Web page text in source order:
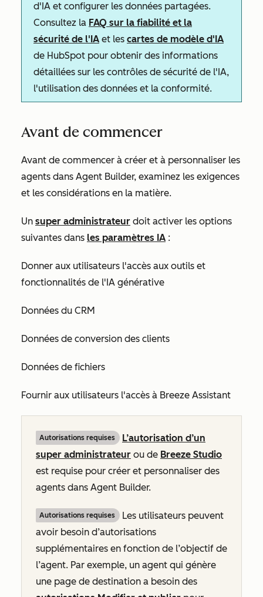
d'IA et configurer les données partagées.
Consultez la FAQ sur la fiabilité et la
sécurité de l'IA et les cartes de modèle d'IA
de HubSpot pour obtenir des informations
détaillées sur les contrôles de sécurité de l'IA,
l'utilisation des données et la conformité.
Avant de commencer
Avant de commencer à créer et à personnaliser les
agents dans Agent Builder, examinez les exigences
et les considérations en la matière.
Un super administrateur doit activer les options
suivantes dans les paramètres IA :
Donner aux utilisateurs l'accès aux outils et
fonctionnalités de l'IA générative
Données du CRM
Données de conversion des clients
Données de fichiers
Fournir aux utilisateurs l'accès à Breeze Assistant
Autorisations requises
L’autorisation d’un
super administrateur ou de Breeze Studio
est requise pour créer et personnaliser des
agents dans Agent Builder.
Autorisations requises
Les utilisateurs peuvent
avoir besoin d’autorisations
supplémentaires en fonction de l’objectif de
l’agent. Par exemple, un agent qui génère
une page de destination a besoin des